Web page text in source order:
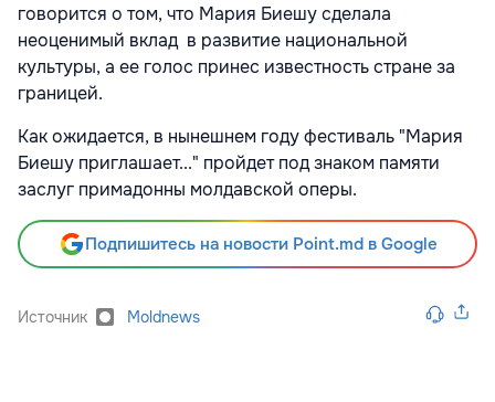
говорится о том, что Мария Биешу сделала
неоценимый вклад в развитие национальной
культуры, а ее голос принес известность стране за
границей.
Как ожидается, в нынешнем году фестиваль "Мария
Биешу приглашает..." пройдет под знаком памяти
заслуг примадонны молдавской оперы.
Подпишитесь на новости Point.md в Google
Источник Moldnews